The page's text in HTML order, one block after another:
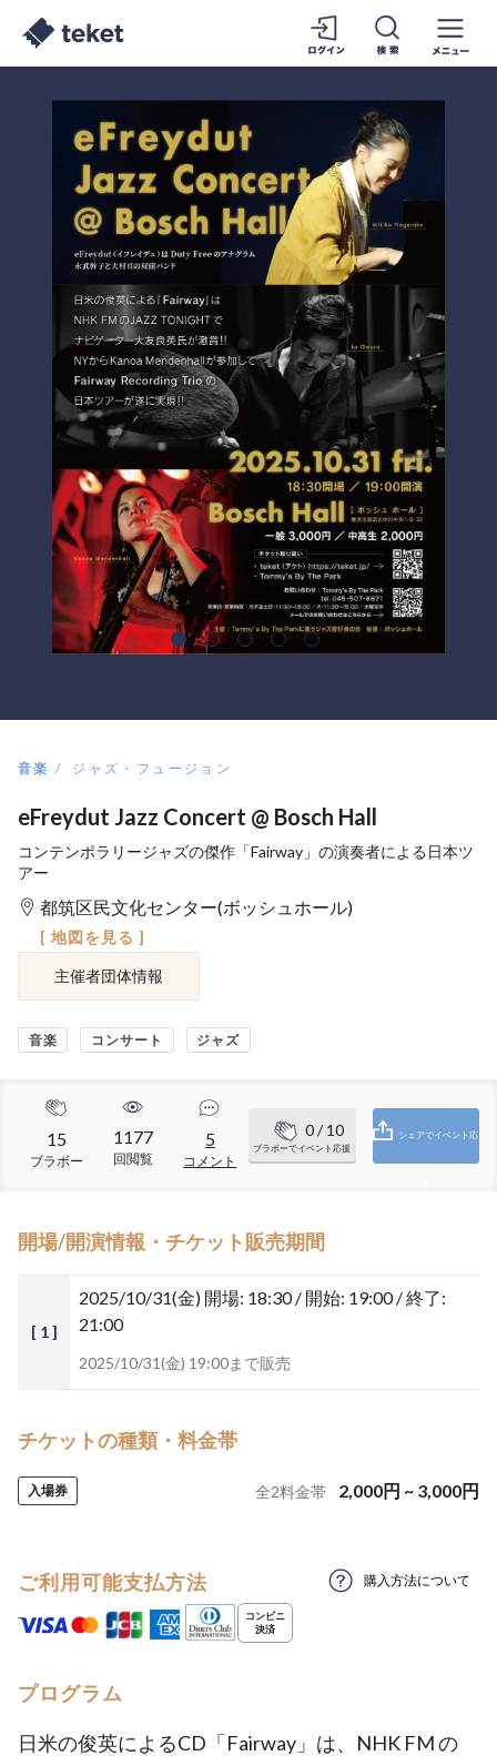
音楽 ジャズ・フュージョン
eFreydut Jazz Concert @ Bosch Hall
コンテンポラリージャズの傑作「Fairway」の演奏者による日本ツ
アー
都筑区民文化センター(ボッシュホール)
[ 地図を見る ]
主催者団体情報
音楽 コンサート ジャズ
15
ブラボー
1177
回閲覧
5
コメント
0/ 10
ブラボーでイベント応援
シェアでイベント応
開場/開演情報・チケット販売期間
[ 1 ]
2025/10/31(金) 開場: 18:30 / 開始: 19:00 / 終了:
21:00
2025/10/31(金) 19:00まで販売
チケットの種類・料金帯
入場券 全2料金帯 2,000円 ~ 3,000円
ご利用可能支払方法 購入方法について
プログラム
日米の俊英によるCD「Fairway」は、NHK FM の